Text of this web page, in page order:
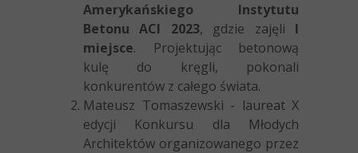
Amerykańskiego Instytutu
Betonu ACI 2023, gdzie zajęli I
miejsce. Projektując betonową
kulę do kręgli, pokonali
konkurentów z całego świata.
Mateusz Tomaszewski - laureat X
edycji Konkursu dla Młodych
Architektów organizowanego przez